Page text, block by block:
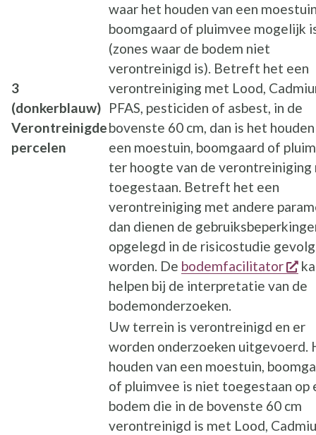
3
(donkerblauw)
Verontreinigde
percelen
waar het houden van een
boomgaard of pluimvee mogelijk
(zones waar de bodem niet
verontreinigd is). Betreft het een
verontreiniging met Lood,
PFAS, pesticiden of asbest, in de
bovenste 60 cm, dan is het
een moestuin, boomgaard of
ter hoogte van de verontreiniging
toegestaan. Betreft het een
verontreiniging met andere
dan dienen de
opgelegd in de risicostudie
worden. De bodemfacilitator
helpen bij de interpretatie van de
bodemonderzoeken.
Uw terrein is verontreinigd en er
worden onderzoeken uitgevoerd.
houden van een moestuin,
of pluimvee is niet toegestaan op
bodem die in de bovenste 60 cm
verontreinigd is met Lood,